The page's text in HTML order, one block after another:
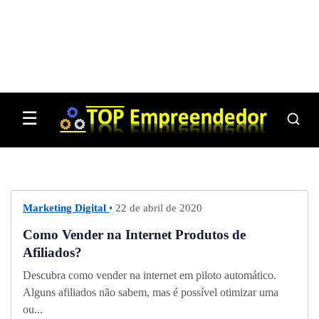
☰
Marketing Digital • 22 de abril de 2020
Como Vender na Internet Produtos de
Afiliados?
Descubra como vender na internet em piloto automático.
Alguns afiliados não sabem, mas é possível otimizar uma
ou...